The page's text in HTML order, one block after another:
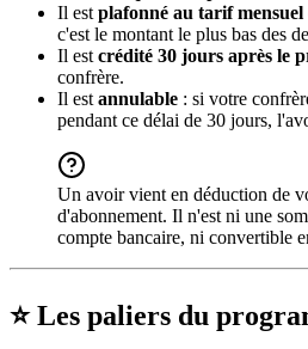
Il est plafonné au tarif
c'est le montant le plus bas des
Il est crédité 30 jours après le
confrère.
Il est annulable : si votre
pendant ce délai de 30 jours,
Un avoir vient en déduction de
d'abonnement. Il n'est ni une
compte bancaire, ni convertible
⭐ Les paliers du